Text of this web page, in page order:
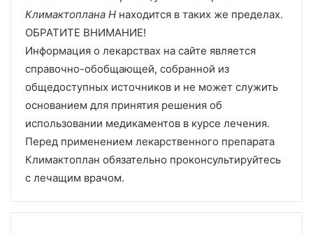
Климактоплана Н находится в таких же пределах.
ОБРАТИТЕ ВНИМАНИЕ!
Информация о лекарствах на сайте является
справочно-обобщающей, собранной из
общедоступных источников и не может служить
основанием для принятия решения об
использовании медикаментов в курсе лечения.
Перед применением лекарственного препарата
Климактоплан обязательно проконсультируйтесь
с лечащим врачом.